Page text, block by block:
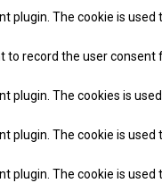
plugin. The cookie is
to record the user
plugin. The cookies is
plugin. The cookie is
plugin. The cookie is